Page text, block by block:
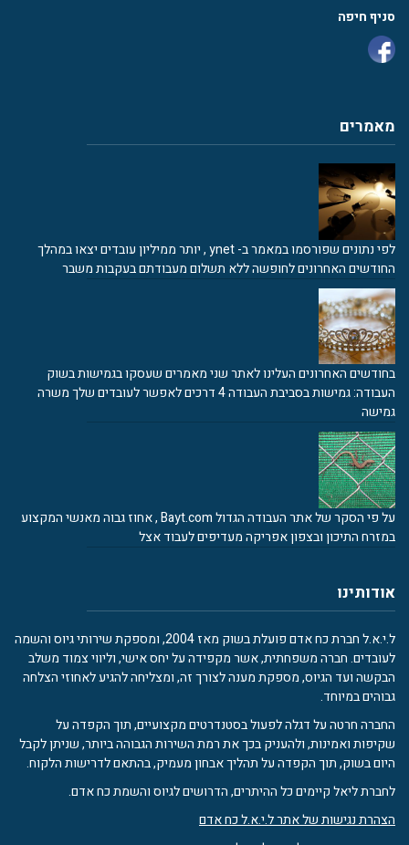
סניף חיפה
מאמרים
לפי נתונים שפורסמו במאמר ב- ynet , יותר ממיליון עובדים יצאו במהלך
החודשים האחרונים לחופשה ללא תשלום מעבודתם בעקבות משבר
בחודשים האחרונים העלינו לאתר שני מאמרים שעסקו בגמישות בשוק
העבודה: גמישות בסביבת העבודה 4 דרכים לאפשר לעובדים שלך משרה
גמישה
על פי הסקר של אתר העבודה הגדול Bayt.com , אחוז גבוה מאנשי המקצוע
במזרח התיכון ובצפון אפריקה מעדיפים לעבוד אצל
אודותינו
ל.י.א.ל חברת כח אדם פועלת בשוק מאז 2004, ומספקת שירותי גיוס והשמה
לעובדים. חברה משפחתית, אשר מקפידה על יחס אישי, וליווי צמוד משלב
הבקשה ועד הגיוס, מספקת מענה לצורך זה, ומצליחה להגיע לאחוזי הצלחה
גבוהים במיוחד.
החברה חרטה על דגלה לפעול בסטנדרטים מקצועיים, תוך הקפדה על
שקיפות ואמינות, ולהעניק בכך את רמת השירות הגבוהה ביותר, שניתן לקבל
היום בשוק, תוך הקפדה על תהליך אבחון מעמיק, בהתאם לדרישות הלקוח.
לחברת ליאל קיימים כל ההיתרים, הדרושים לגיוס והשמת כח אדם.
הצהרת נגישות של אתר ל.י.א.ל כח אדם